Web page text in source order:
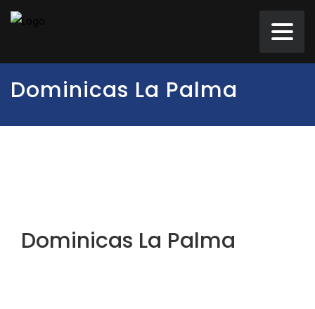
Dominicas La Palma
Dominicas La Palma